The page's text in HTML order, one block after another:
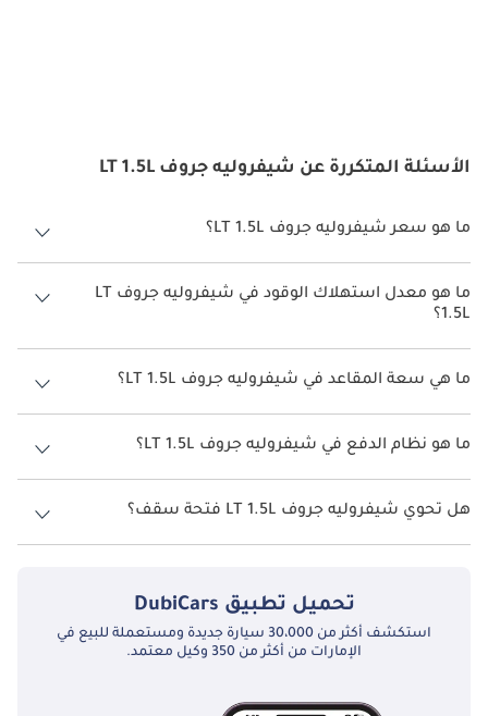
الأسئلة المتكررة عن شيفروليه جروف LT 1.5L
ما هو سعر شيفروليه جروف LT 1.5L؟
سعر شيفروليه جروف LT 1.5L هو درهم 64,000.
ما هو معدل استهلاك الوقود في شيفروليه جروف LT
1.5L؟
يبلغ معدل استهلاك الوقود المقترح من الشركة المصنعة لسيارة شيفروليه
جروف 2026 من 15 كم/ليتر.
ما هي سعة المقاعد في شيفروليه جروف LT 1.5L؟
تتسع شيفروليه جروف LT 1.5L لأ 5 أشخاص.
ما هو نظام الدفع في شيفروليه جروف LT 1.5L؟
نظام الدفع في شيفروليه جروف Front Wheel Drive LT 1.5L.
هل تحوي شيفروليه جروف LT 1.5L فتحة سقف؟
نعم توفر شيفروليه جروف LT 1.5L فتحة السقف كخيار.
تحميل تطبيق DubiCars
استكشف أكثر من 30،000 سيارة جديدة ومستعملة للبيع في
الإمارات من أكثر من 350 وكيل معتمد.